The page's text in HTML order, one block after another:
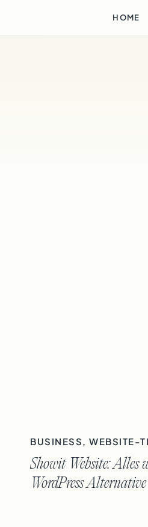
HOME
Showit Website: Alles
WordPress
BUSINESS, WEBSITE-